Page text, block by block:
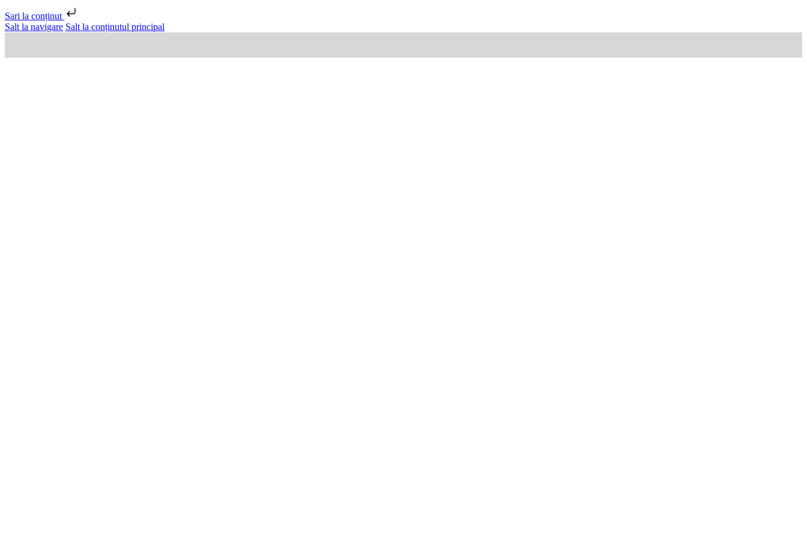
Sari la conținut
Salt la navigare Salt la conținutul principal